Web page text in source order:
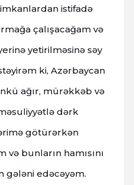
istifadə
çalışacağam və
yetirilməsinə səy
ki, Azərbaycan
ağır, mürəkkəb və
dərk
götürərkən
və bunların hamısını
gələni edəcəyəm.